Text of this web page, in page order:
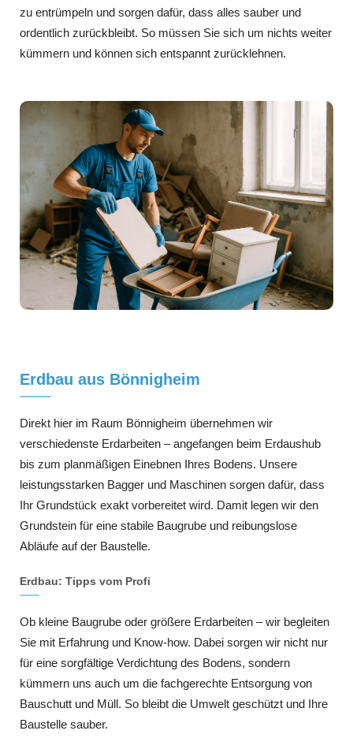
zu entrümpeln und sorgen dafür, dass alles sauber und
ordentlich zurückbleibt. So müssen Sie sich um nichts weiter
kümmern und können sich entspannt zurücklehnen.
Erdbau aus Bönnigheim
Direkt hier im Raum Bönnigheim übernehmen wir
verschiedenste Erdarbeiten – angefangen beim Erdaushub
bis zum planmäßigen Einebnen Ihres Bodens. Unsere
leistungsstarken Bagger und Maschinen sorgen dafür, dass
Ihr Grundstück exakt vorbereitet wird. Damit legen wir den
Grundstein für eine stabile Baugrube und reibungslose
Abläufe auf der Baustelle.
Erdbau: Tipps vom Profi
Ob kleine Baugrube oder größere Erdarbeiten – wir begleiten
Sie mit Erfahrung und Know-how. Dabei sorgen wir nicht nur
für eine sorgfältige Verdichtung des Bodens, sondern
kümmern uns auch um die fachgerechte Entsorgung von
Bauschutt und Müll. So bleibt die Umwelt geschützt und Ihre
Baustelle sauber.